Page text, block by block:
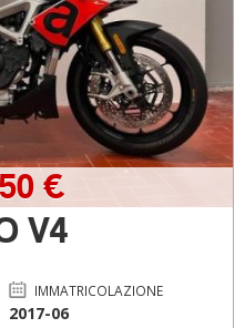
V4
€
IMMATRICOLAZIONE
2017-06